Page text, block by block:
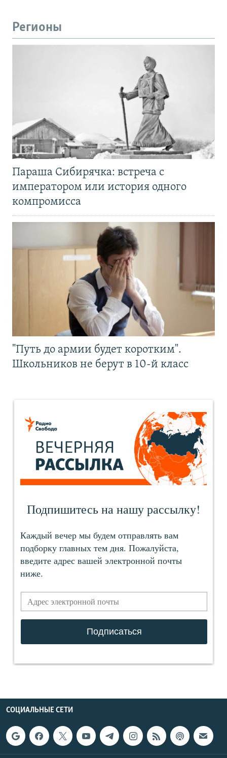
Регионы
Параша Сибирячка: встреча с
императором или история одного
компромисса
"Путь до армии будет коротким".
Школьников не берут в 10-й класс
СОЦИАЛЬНЫЕ СЕТИ